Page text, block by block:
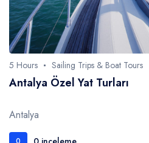
5 Hours Sailing Trips & Boat Tours
Antalya Özel Yat Turları
Antalya